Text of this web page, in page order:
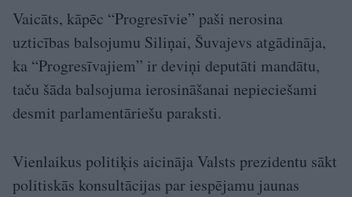
Vaicāts, kāpēc “Progresīvie” paši nerosina
uzticības balsojumu Siliņai, Šuvajevs atgādināja,
ka “Progresīvajiem” ir deviņi deputāti mandātu,
taču šāda balsojuma ierosināšanai nepieciešami
desmit parlamentāriešu paraksti.
Vienlaikus politiķis aicināja Valsts prezidentu sākt
politiskās konsultācijas par iespējamu jaunas